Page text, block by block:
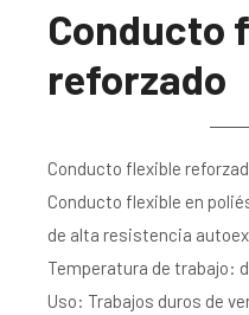
Conducto
reforzado
Conducto flexible
Conducto flexible en
de alta resistencia
Temperatura de trabajo:
Uso: Trabajos duros de